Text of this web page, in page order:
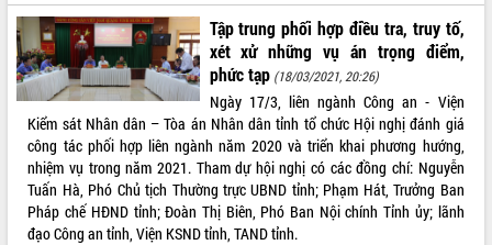
Tập trung phối hợp điều tra, truy tố,
xét xử những vụ án trọng điểm,
phức tạp (18/03/2021, 20:26)
Ngày 17/3, liên ngành Công an - Viện
Kiểm sát Nhân dân – Tòa án Nhân dân tỉnh tổ chức Hội nghị đánh giá
công tác phối hợp liên ngành năm 2020 và triển khai phương hướng,
nhiệm vụ trong năm 2021. Tham dự hội nghị có các đồng chí: Nguyễn
Tuấn Hà, Phó Chủ tịch Thường trực UBND tỉnh; Phạm Hát, Trưởng Ban
Pháp chế HĐND tỉnh; Đoàn Thị Biên, Phó Ban Nội chính Tỉnh ủy; lãnh
đạo Công an tỉnh, Viện KSND tỉnh, TAND tỉnh.